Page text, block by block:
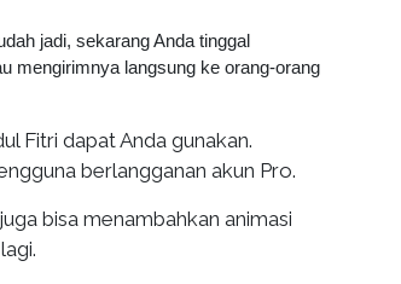
jadi, sekarang Anda tinggal
mengirimnya langsung ke orang-orang
Fitri dapat Anda gunakan.
berlangganan akun Pro.
bisa menambahkan animasi